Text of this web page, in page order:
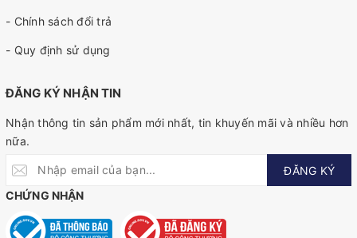
- Chính sách đổi trả
- Quy định sử dụng
ĐĂNG KÝ NHẬN TIN
Nhận thông tin sản phẩm mới nhất, tin khuyến mãi và nhiều hơn
nữa.
ĐĂNG KÝ
CHỨNG NHẬN